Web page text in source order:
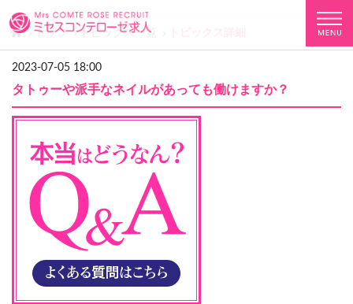
トップ トピックス一覧
2023-07-05 18:00
タトゥーや派手なネイルがあっても働けますか？